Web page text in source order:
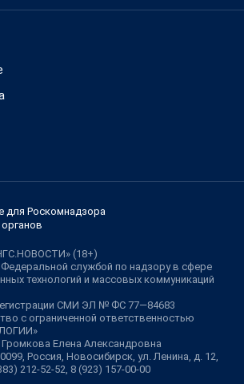
для Роскомнадзора
(18+)
службой по надзору в сфере
технологий и массовых коммуникаций
СМИ ЭЛ № ФС 77—84683
с ограниченной ответственностью
Елена Александровна
Россия, Новосибирск, ул. Ленина, д. 12,
212-52-52, 8 (923) 157-00-00